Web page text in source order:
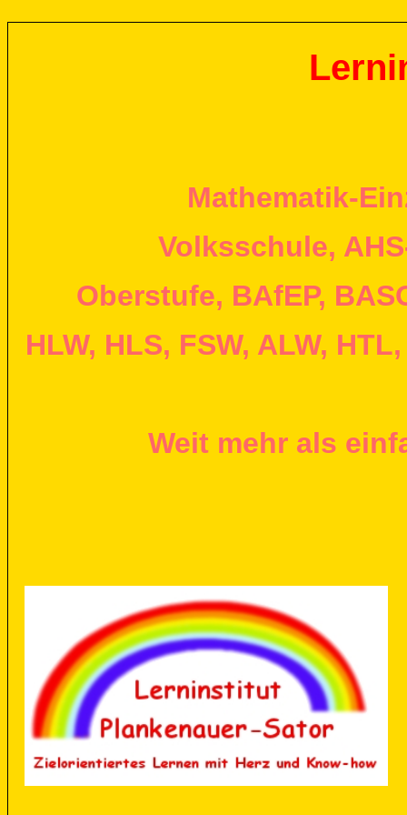
Mathematik-
Volksschule,
Oberstufe, BAfEP,
HLW, HLS, FSW, ALW,
Weit mehr als